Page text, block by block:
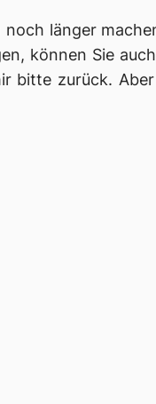
länger
können Sie
bitte zurück.